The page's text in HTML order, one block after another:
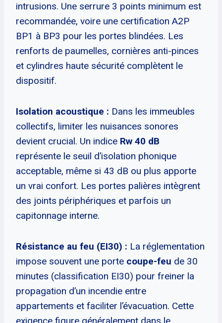
intrusions. Une serrure 3 points minimum est
recommandée, voire une certification A2P
BP1 à BP3 pour les portes blindées. Les
renforts de paumelles, cornières anti-pinces
et cylindres haute sécurité complètent le
dispositif.
Isolation acoustique : Dans les immeubles
collectifs, limiter les nuisances sonores
devient crucial. Un indice Rw 40 dB
représente le seuil d’isolation phonique
acceptable, même si 43 dB ou plus apporte
un vrai confort. Les portes palières intègrent
des joints périphériques et parfois un
capitonnage interne.
Résistance au feu (EI30) : La réglementation
impose souvent une porte coupe-feu de 30
minutes (classification EI30) pour freiner la
propagation d’un incendie entre
appartements et faciliter l’évacuation. Cette
exigence figure généralement dans le